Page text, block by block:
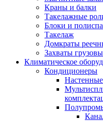
Краны и балки
Такелажные
Блоки и
Такелаж
Домкраты
Захваты
Климатическое
Кондиционеры